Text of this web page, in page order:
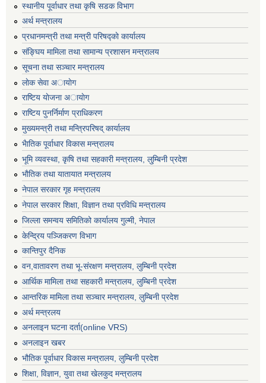
स्थानीय पूर्वाधार तथा कृषि सडक विभाग
अर्थ मन्त्रालय
प्रधानमन्त्री तथा मन्त्री परिषद्काे कार्यालय
संङ्घिय मामिला तथा सामान्य प्रशासन मन्त्रालय
सूचना तथा सञ्चार मन्त्रालय
लाेक सेवा अायाेग
राष्टिय याेजना अायाेग
राष्टिय पुनर्निर्माण प्राधिकरण
मुख्यमन्त्री तथा मन्त्रिपरिषद् कार्यालय
भैातिक पूर्वाधार विकास मन्त्रालय
भूमि व्यवस्था, कृषि तथा सहकारी मन्त्रालय, लु्म्बिनी प्रदेश
भाैतिक तथा यातायात मन्त्रालय
नेपाल सरकार गृह मन्त्रालय
नेपाल सरकार शिक्षा, विज्ञान तथा प्रविधि मन्त्रालय
जिल्ला समन्वय समितिको कार्यालय गुल्मी, नेपाल
केन्द्रिय पञ्जिकरण विभाग
कान्तिपुर दैनिक
वन,वातावरण तथा भू-संरक्षण मन्त्रालय, लुम्बिनी प्रदेश
आर्थिक मामिला तथा सहकारी मन्त्रालय, लुम्बिनी प्रदेश
आन्तरिक मामिला तथा सञ्चार मन्त्रालय, लुम्बिनी प्रदेश
अर्थ मन्त्रलय
अनलाइन घटना दर्ता(online VRS)
अनलाइन खबर
भौतिक पूर्वाधार विकास मन्त्रालय, लुम्बिनी प्रदेश
शिक्षा, विज्ञान, युवा तथा खेलकुद मन्‍‍त्रालय